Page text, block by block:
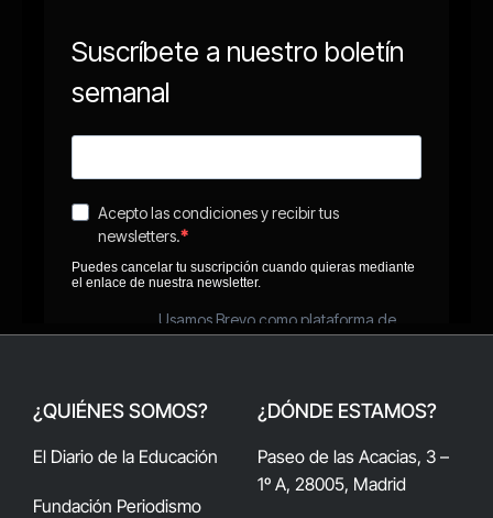
¿QUIÉNES SOMOS?
El Diario de la Educación
Fundación Periodismo
¿DÓNDE ESTAMOS?
Paseo de las Acacias, 3 –
1º A, 28005, Madrid